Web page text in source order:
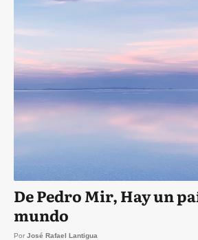
De Pedro Mir, Hay un
mundo
Por José Rafael Lantigua